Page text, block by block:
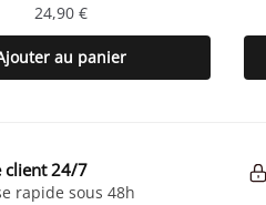
24,90 €
au panier
client 24/7
rapide sous 48h